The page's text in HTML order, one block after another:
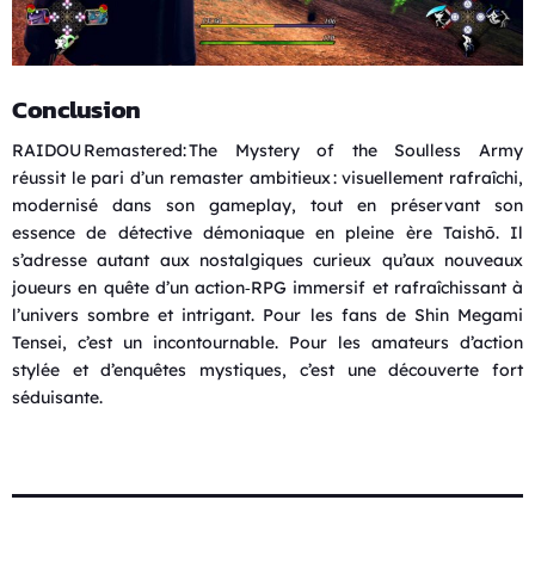
Conclusion
RAIDOU Remastered: The Mystery of the Soulless Army
réussit le pari d’un remaster ambitieux : visuellement rafraîchi,
modernisé dans son gameplay, tout en préservant son
essence de détective démoniaque en pleine ère Taishō. Il
s’adresse autant aux nostalgiques curieux qu’aux nouveaux
joueurs en quête d’un action‑RPG immersif et rafraîchissant à
l’univers sombre et intrigant. Pour les fans de Shin Megami
Tensei, c’est un incontournable. Pour les amateurs d’action
stylée et d’enquêtes mystiques, c’est une découverte fort
séduisante.